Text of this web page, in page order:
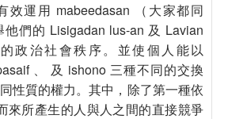
效運用 mabeedasan （大家都同
們的 Lisigadan lus-an 及 Lavian
政治社會秩序。並使個人能以
、 及 ishono 三種不同的交換
性質的權力。其中，除了第一種依
來所產生的人與人之間的直接競爭